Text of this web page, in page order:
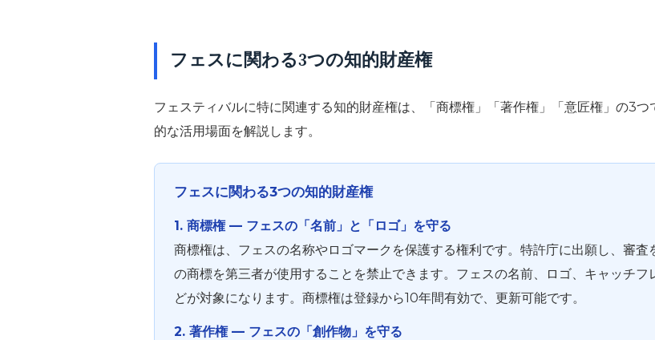
フェスに関わる3つの知的財産権
フェスティバルに特に関連する知的財産権は、「商標権」「著作権」「意匠権」の3
的な活用場面を解説します。
フェスに関わる3つの知的財産権
1. 商標権 ― フェスの「名前」と「ロゴ」を守る
商標権は、フェスの名称やロゴマークを保護する権利です。特許庁に出願し、審
の商標を第三者が使用することを禁止できます。フェスの名前、ロゴ、キャッチ
どが対象になります。商標権は登録から10年間有効で、更新可能です。
2. 著作権 ― フェスの「創作物」を守る